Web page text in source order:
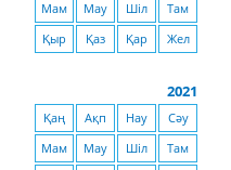
Мам
Мау Шіл
Там
Қыр
Қаз Қар Жел
2021
Қаң Ақп Нау
Сәу
Мам
Мау Шіл
Там